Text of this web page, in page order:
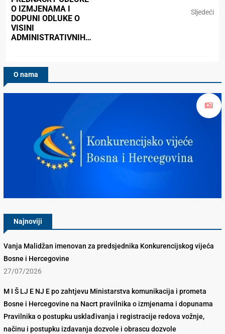
O IZMJENAMA I
DOPUNI ODLUKE O
VISINI
ADMINISTRATIVNIH…
Sljedeći
O nama
Najnoviji
Vanja Malidžan imenovan za predsjednika Konkurencijskog vijeća
Bosne i Hercegovine
27/07/2026
M I Š LJ E NJ E po zahtjevu Ministarstva komunikacija i prometa
Bosne i Hercegovine na Nacrt pravilnika o izmjenama i dopunama
Pravilnika o postupku usklađivanja i registracije redova vožnje,
načinu i postupku izdavanja dozvole i obrascu dozvole